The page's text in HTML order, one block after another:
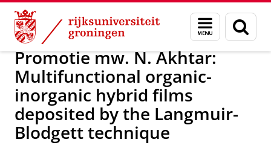
Skip
Content
Skip
Navigation
Menu
en
zoeken
Over ons Actueel Nieuws
Promotie mw. N. Akhtar:
Multifunctional organic-
inorganic hybrid films
deposited by the Langmuir-
Blodgett technique